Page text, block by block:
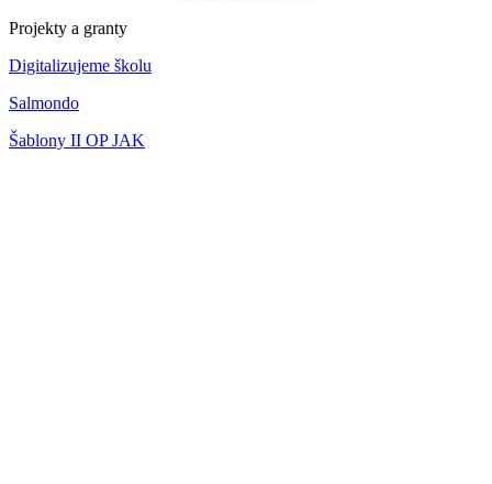
Projekty a granty
Digitalizujeme školu
Salmondo
Šablony II OP JAK